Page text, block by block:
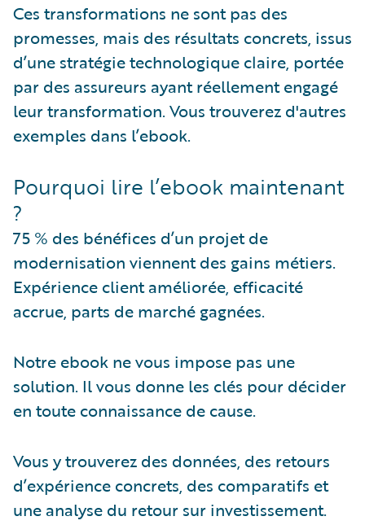
Ces transformations ne sont pas des
promesses, mais des résultats concrets, issus
d’une stratégie technologique claire, portée
par des assureurs ayant réellement engagé
leur transformation. Vous trouverez d'autres
exemples dans l’ebook.
Pourquoi lire l’ebook maintenant
?
75 % des bénéfices d’un projet de
modernisation viennent des gains métiers.
Expérience client améliorée, efficacité
accrue, parts de marché gagnées.
Notre ebook ne vous impose pas une
solution. Il vous donne les clés pour décider
en toute connaissance de cause.
Vous y trouverez des données, des retours
d’expérience concrets, des comparatifs et
une analyse du retour sur investissement.